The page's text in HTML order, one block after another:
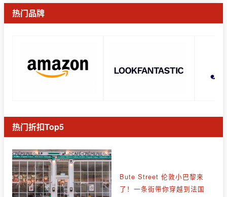
热门品牌
热门折扣Top5
Bute Street 伦敦小巴黎来
了！一条街带你穿越到法国